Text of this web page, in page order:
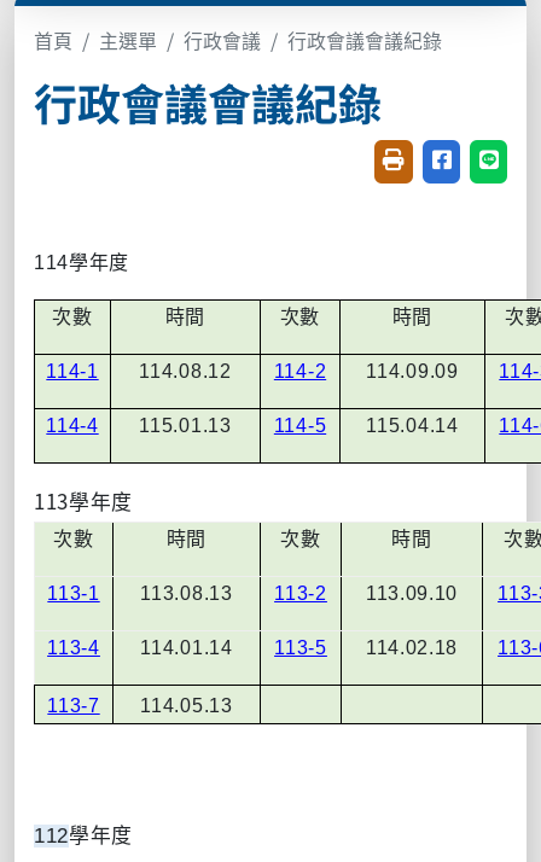
首頁 主選單 行政會議 行政會議會議紀錄
行政會議會議紀錄
友善列印(開新視
分享至臉書
分享
114學年度
次數 時間 次數 時間 次
114-1 114.08.12 114-2 114.09.09
114-4 115.01.13 114-5 115.04.14
113學年度
次數 時間 次數 時間 次
113-1 113.08.13 113-2 113.09.10
113-4 114.01.14 113-5 114.02.18 113-
113-7 114.05.13
112學年度